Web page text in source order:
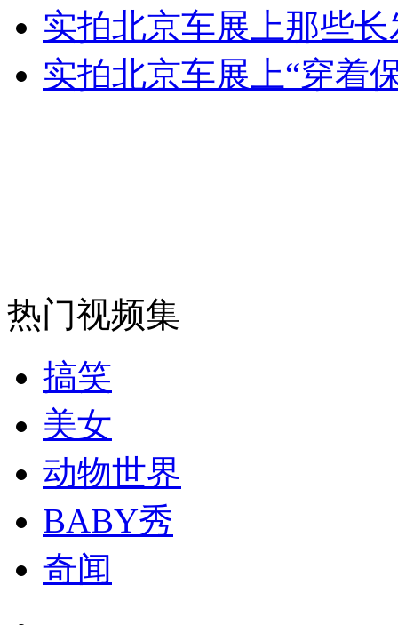
外交部：有关国家言论片面不公正
纽约上演“枕头大战”
司机酒驾遇交警 急速倒车逃窜
实拍北京车展上那些
实拍北京车展上“穿着
热门视频集
搞笑
美女
动物世界
BABY秀
奇闻